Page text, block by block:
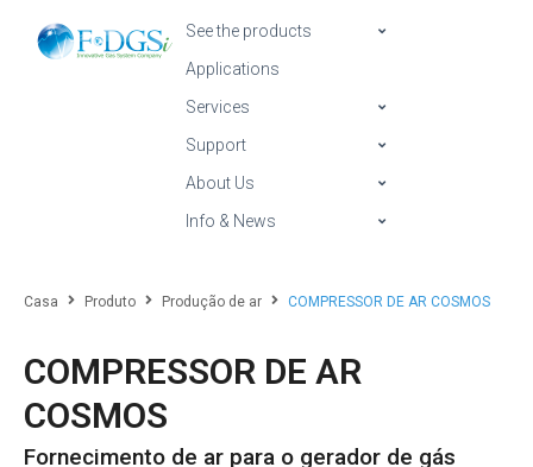
See the products
Applications
Services
Support
About Us
Info & News
Casa Produto Produção de ar COMPRESSOR DE AR COSMOS
COMPRESSOR DE AR
COSMOS
Fornecimento de ar para o gerador de gás